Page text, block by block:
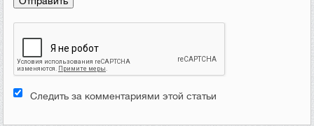
Следить за комментариями этой статьи